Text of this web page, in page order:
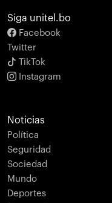
Siga unitel.bo
Facebook
Twitter
TikTok
Instagram
Noticias
Política
Seguridad
Sociedad
Mundo
Deportes